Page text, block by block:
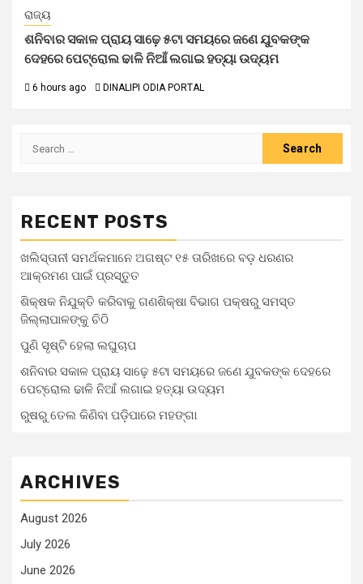
ରାଜ୍ୟ
ଶନିବାର ସକାଳ ପ୍ରାୟ ସାଢ଼େ ୫ଟା ସମୟରେ ଜଣେ ଯୁବକଙ୍କ
ଦେହରେ ପେଟ୍ରୋଲ ଢାଳି ନିଆଁ ଲଗାଇ ହତ୍ୟା ଉଦ୍ୟମ
6 hours ago DINALIPI ODIA PORTAL
RECENT POSTS
ଖଲିସ୍ତାନୀ ସମର୍ଥକମାନେ ଅଗଷ୍ଟ ୧୫ ତାରିଖରେ ବଡ଼ ଧରଣର
ଆକ୍ରମଣ ପାଇଁ ପ୍ରସ୍ତୁତ
ଶିକ୍ଷକ ନିଯୁକ୍ତି କରିବାକୁ ଗଣଶିକ୍ଷା ବିଭାଗ ପକ୍ଷରୁ ସମସ୍ତ
ଜିଲ୍ଲାପାଳଙ୍କୁ ଚିଠି
ପୁଣି ସୃଷ୍ଟି ହେଲା ଲଘୁଚାପ
ଶନିବାର ସକାଳ ପ୍ରାୟ ସାଢ଼େ ୫ଟା ସମୟରେ ଜଣେ ଯୁବକଙ୍କ ଦେହରେ
ପେଟ୍ରୋଲ ଢାଳି ନିଆଁ ଲଗାଇ ହତ୍ୟା ଉଦ୍ୟମ
ରୁଷରୁ ତେଲ କିଣିବା ପଡ଼ିପାରେ ମହଙ୍ଗା
ARCHIVES
August 2026
July 2026
June 2026